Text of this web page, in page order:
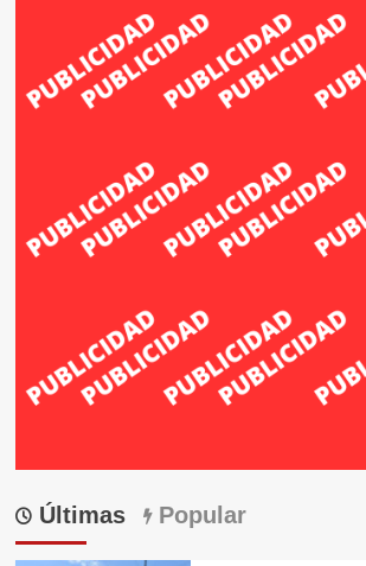
Últimas Popular